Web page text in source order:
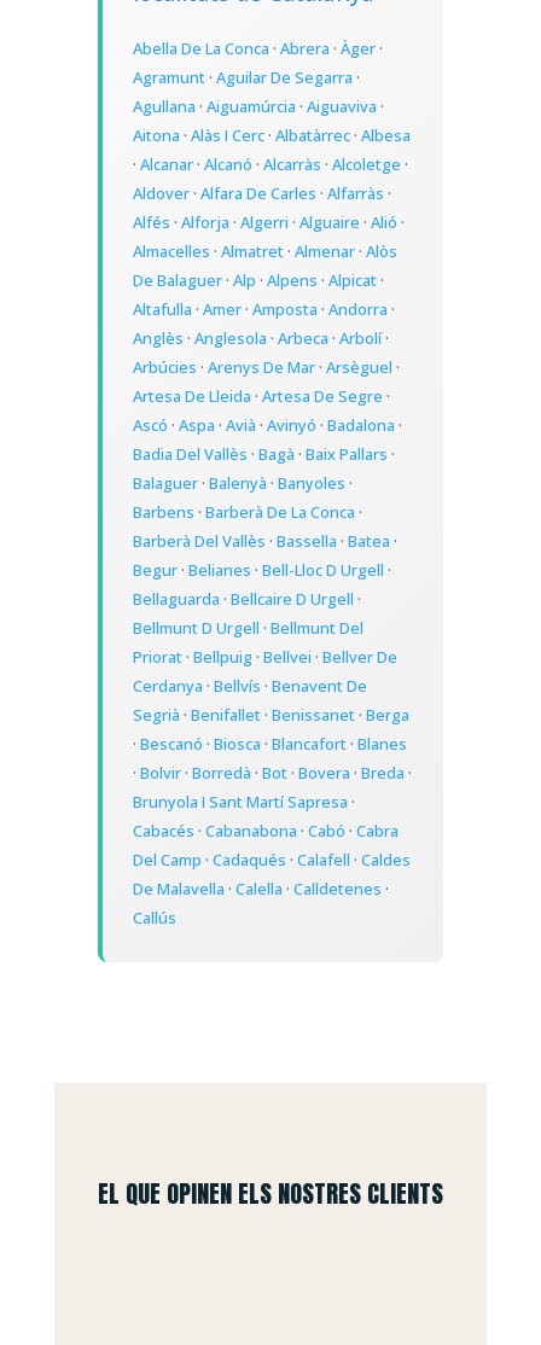
Abella De La Conca · Abrera · Àger·
Agramunt· Aguilar De Segarra ·
Agullana · Aiguamúrcia · Aiguaviva ·
Aitona · Alàs I Cerc· Albatàrrec· Albesa
· Alcanar· Alcanó · Alcarràs · Alcoletge ·
Aldover· Alfara De Carles · Alfarràs ·
Alfés · Alforja · Algerri · Alguaire · Alió ·
Almacelles · Almatret· Almenar· Alòs
De Balaguer· Alp · Alpens · Alpicat·
Altafulla · Amer· Amposta · Andorra ·
Anglès · Anglesola · Arbeca · Arbolí·
Arbúcies · Arenys De Mar· Arsèguel ·
Artesa De Lleida · Artesa De Segre ·
Ascó · Aspa · Avià · Avinyó · Badalona ·
Badia Del Vallès · Bagà · Baix Pallars ·
Balaguer· Balenyà · Banyoles ·
Barbens · Barberà De La Conca ·
Barberà Del Vallès · Bassella · Batea ·
Begur· Belianes · Bell-Lloc D Urgell ·
Bellaguarda · Bellcaire D Urgell ·
Bellmunt D Urgell · Bellmunt Del
Priorat· Bellpuig· Bellvei · Bellver De
Cerdanya · Bellvís · Benavent De
Segrià · Benifallet· Benissanet· Berga
· Bescanó · Biosca · Blancafort· Blanes
· Bolvir· Borredà · Bot· Bovera · Breda ·
Brunyola I Sant Martí Sapresa ·
Cabacés · Cabanabona · Cabó · Cabra
Del Camp · Cadaqués · Calafell · Caldes
De Malavella · Calella · Calldetenes ·
Callús
EL QUE OPINEN ELS NOSTRES CLIENTS